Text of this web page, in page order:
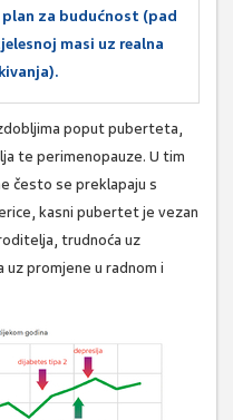
plan za budućnost (pad
masi uz realna
poput puberteta,
te perimenopauze. U tim
često se preklapaju s
kasni pubertet je vezan
trudnoća uz
promjene u radnom i